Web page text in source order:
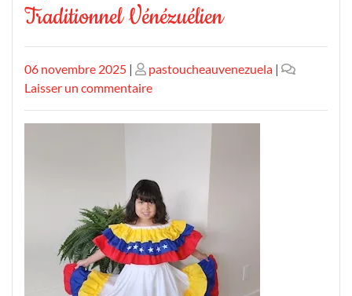
Traditionnel Vénézuélien
Publié
le
06 novembre 2025 | Publié
le
pastoucheauvenezuela |
Laisser un commentairesur
du
Vénézuélien